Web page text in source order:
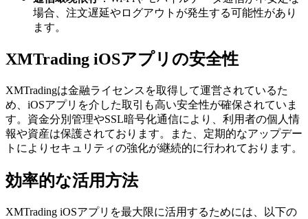
場合、注文遅延やログアウトが発生する可能性があり
ます。
XMTrading iOSアプリの安全性
XMTradingは金融ライセンスを取得して運営されているた
め、iOSアプリを介した取引も高い安全性が確保されていま
す。資金分別管理やSSL暗号化通信により、利用者の個人情
報や資産は保護されております。また、定期的なアップデー
トによりセキュリティの強化が継続的に行われております。
効率的な活用方法
XMTrading iOSアプリを最大限に活用するためには、以下の